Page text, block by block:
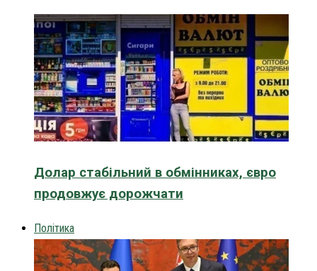
Долар стабільний в обмінниках, євро
продовжує дорожчати
Політика